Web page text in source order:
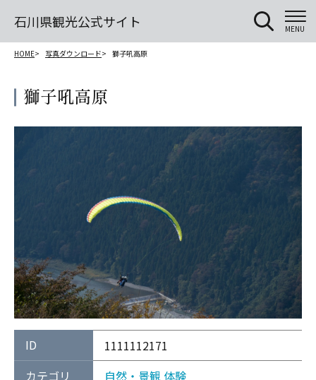
石川県観光公式サイト MENU
HOME 写真ダウンロード 獅子吼高原
獅子吼高原
ID
1111112171
カテゴリ
自然・景観 体験